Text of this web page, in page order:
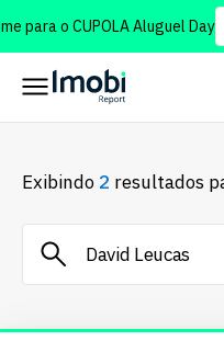
para o CUPOLA Aluguel Day
Exibindo 2 resultados